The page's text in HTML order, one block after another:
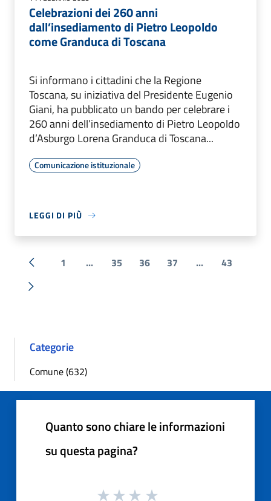
Celebrazioni dei 260 anni
dall’insediamento di Pietro Leopoldo
come Granduca di Toscana
Si informano i cittadini che la Regione
Toscana, su iniziativa del Presidente Eugenio
Giani, ha pubblicato un bando per celebrare i
260 anni dell’insediamento di Pietro Leopoldo
d’Asburgo Lorena Granduca di Toscana...
Comunicazione istituzionale
LEGGI DI PIÙ
« Precedente
1 ... 35 36 37 ... 43
Successiva »
Categorie
Comune (632)
Quanto sono chiare le informazioni
su questa pagina?